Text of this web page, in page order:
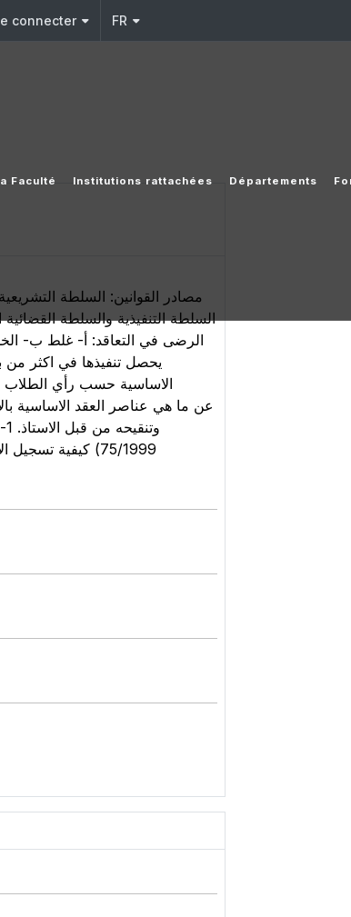
connecter FR
Faculté Institutions rattachées Départements
الرضى في التعاقد: أ‌- غلط ب‌-
يحصل تنفيذها في اكثر من
الاساسية حسب رأي الطلاب